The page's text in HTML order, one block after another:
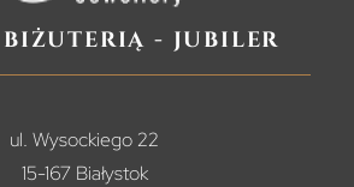
biżuterią - jubiler
ul. Wysockiego 22
15-167 Białystok